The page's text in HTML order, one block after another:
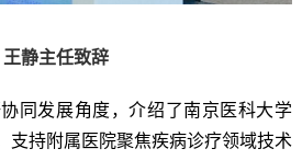
王静主任致辞
同发展角度，介绍了南京医科大学
支持附属医院聚焦疾病诊疗领域技术